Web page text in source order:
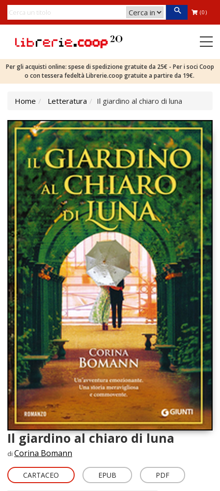
(0)
Per gli acquisti online: spese di spedizione gratuite da 25€ - Per i soci Coop
o con tessera fedeltà Librerie.coop gratuite a partire da 19€.
Home Letteratura Il giardino al chiaro di luna
Il giardino al chiaro di luna
di Corina Bomann
CARTACEO EPUB PDF